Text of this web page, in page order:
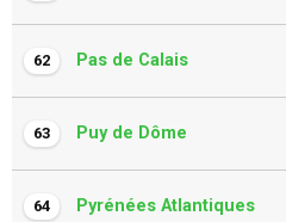
62 Pas de Calais
63 Puy de Dôme
64 Pyrénées Atlantiques